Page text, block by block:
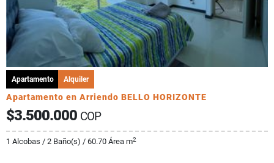
Apartamento Alquiler
Apartamento en Arriendo BELLO HORIZONTE
$3.500.000 COP
1 Alcobas / 2 Baño(s) / 60.70 Área m2